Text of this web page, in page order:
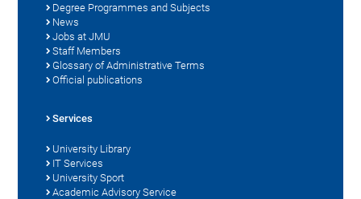
Degree Programmes and Subjects
News
Jobs at JMU
Staff Members
Glossary of Administrative Terms
Official publications
Services
University Library
IT Services
University Sport
Academic Advisory Service